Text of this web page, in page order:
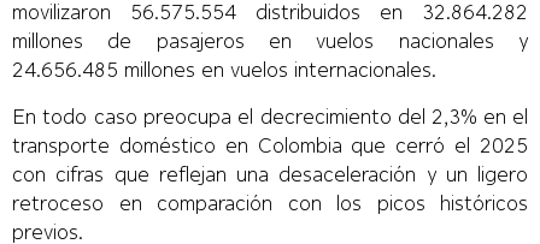
movilizaron 56.575.554 distribuidos en 32.864.282
millones de pasajeros en vuelos nacionales y
24.656.485 millones en vuelos internacionales.
En todo caso preocupa el decrecimiento del 2,3% en el
transporte doméstico en Colombia que cerró el 2025
con cifras que reflejan una desaceleración y un ligero
retroceso en comparación con los picos históricos
previos.